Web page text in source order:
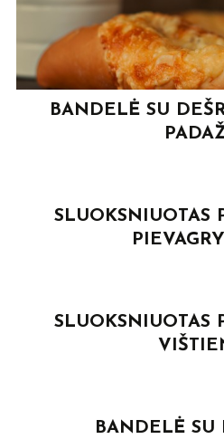
BANDELĖ SU
SLUOKSNIUOTAS
SLUOKSNIUOTAS
BANDELĖ SU